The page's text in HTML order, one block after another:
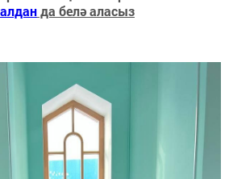
да белә аласыз